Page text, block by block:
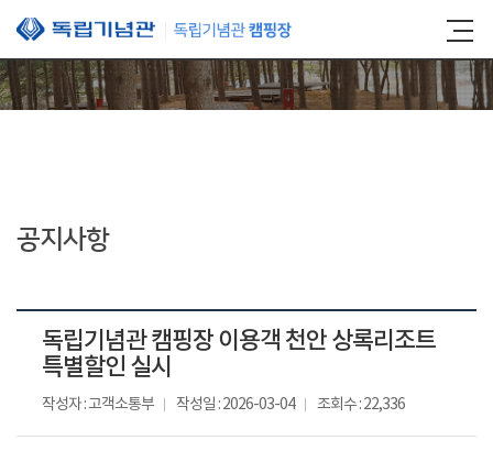
본문 바로가기
공지사항
독립기념관 캠핑장 이용객 천안 상록리조트
특별할인 실시
작성자 : 고객소통부 작성일 : 2026-03-04 조회수 : 22,336